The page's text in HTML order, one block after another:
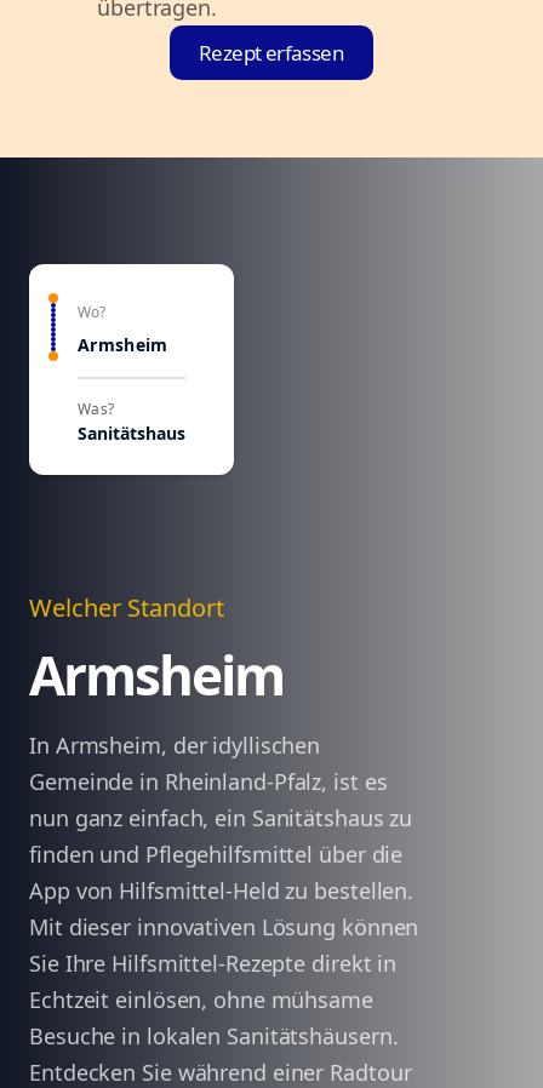
übertragen.
Rezept erfassen
Wo?
Armsheim
Was?
Sanitätshaus
Welcher Standort
Armsheim
In Armsheim, der idyllischen
Gemeinde in Rheinland-Pfalz, ist es
nun ganz einfach, ein Sanitätshaus zu
finden und Pflegehilfsmittel über die
App von Hilfsmittel-Held zu bestellen.
Mit dieser innovativen Lösung können
Sie Ihre Hilfsmittel-Rezepte direkt in
Echtzeit einlösen, ohne mühsame
Besuche in lokalen Sanitätshäusern.
Entdecken Sie während einer Radtour